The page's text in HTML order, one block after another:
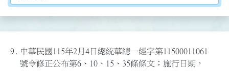
9. 中華民國115年2月4日總統華總一經字第11500011061
號令修正公布第6、10、15、35條條文；施行日期，